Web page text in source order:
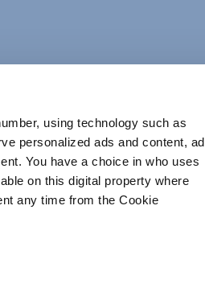
using technology such as
personalized ads and content, ad
You have a choice in who uses
on this digital property where
any time from the Cookie